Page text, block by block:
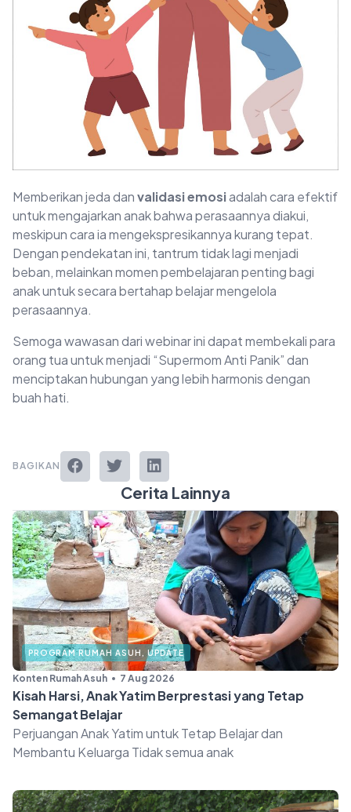
Memberikan jeda danvalidasi emosiadalah cara efektif
untuk mengajarkan anak bahwa perasaannya diakui,
meskipun cara ia mengekspresikannya kurang tepat.
Dengan pendekatan ini, tantrum tidak lagi menjadi
beban, melainkan momen pembelajaran penting bagi
anak untuk secara bertahap belajar mengelola
perasaannya.
Semoga wawasan dari webinar ini dapat membekali para
orang tua untuk menjadi “Supermom Anti Panik” dan
menciptakan hubungan yang lebih harmonis dengan
buah hati.
BAGIKAN
Cerita Lainnya
PROGRAM RUMAH ASUH UPDATE
Konten Rumah Asuh 7 Aug 2026
Kisah Harsi, Anak Yatim Berprestasi yang Tetap
Semangat Belajar
Perjuangan Anak Yatim untuk Tetap Belajar dan
Membantu Keluarga Tidak semua anak